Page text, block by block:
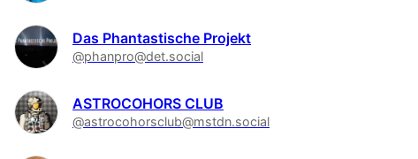
Das Phantastische Projekt
@phanpro@det.social
ASTROCOHORS CLUB
@astrocohorsclub@mstdn.social